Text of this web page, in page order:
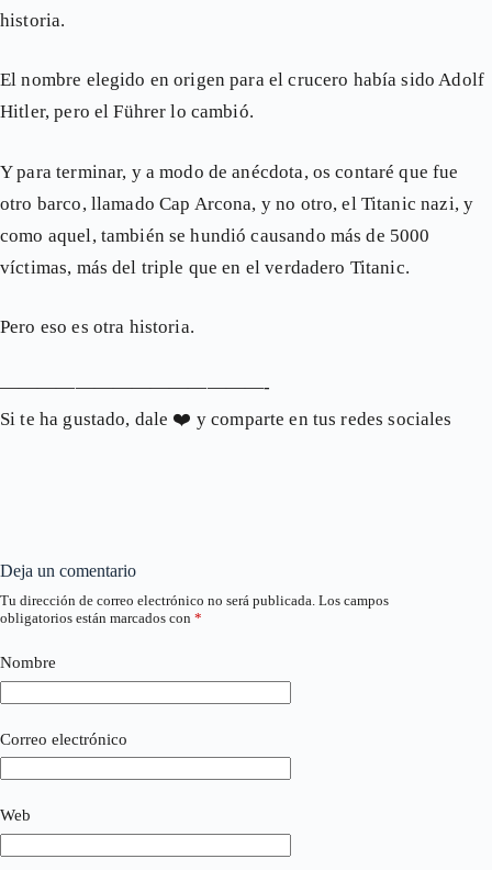
historia.
El nombre elegido en origen para el crucero había sido Adolf
Hitler, pero el Führer lo cambió.
Y para terminar, y a modo de anécdota, os contaré que fue
otro barco, llamado Cap Arcona, y no otro, el Titanic nazi, y
como aquel, también se hundió causando más de 5000
víctimas, más del triple que en el verdadero Titanic.
Pero eso es otra historia.
——————————————-
Si te ha gustado, dale ❤️ y comparte en tus redes sociales
Deja un comentario
Tu dirección de correo electrónico no será publicada. Los campos
obligatorios están marcados con *
Nombre
Correo electrónico
Web